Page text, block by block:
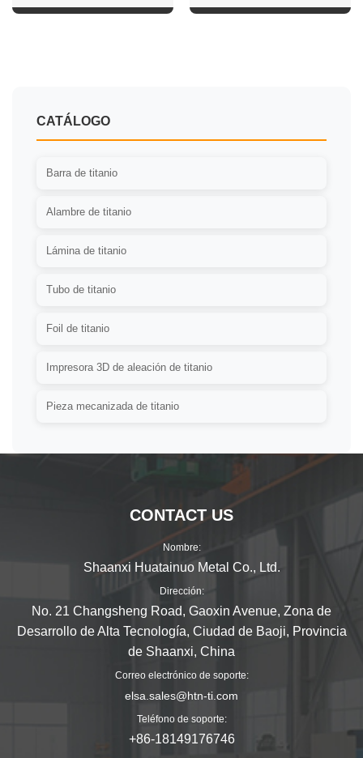
CATÁLOGO
Barra de titanio
Alambre de titanio
Lámina de titanio
Tubo de titanio
Foil de titanio
Impresora 3D de aleación de titanio
Pieza mecanizada de titanio
CONTACT US
Nombre:
Shaanxi Huatainuo Metal Co., Ltd.
Dirección:
No. 21 Changsheng Road, Gaoxin Avenue, Zona de
Desarrollo de Alta Tecnología, Ciudad de Baoji, Provincia
de Shaanxi, China
Correo electrónico de soporte:
elsa.sales@htn-ti.com
Teléfono de soporte:
+86-18149176746